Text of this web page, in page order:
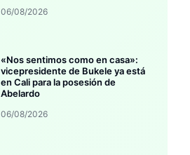
06/08/2026
«Nos sentimos como en casa»:
vicepresidente de Bukele ya está
en Cali para la posesión de
Abelardo
06/08/2026